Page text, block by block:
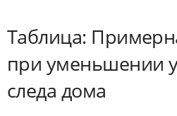
Таблица:
при уменьшении
следа дома